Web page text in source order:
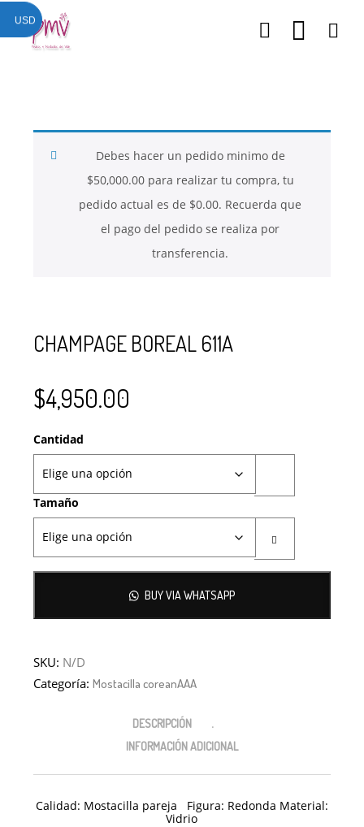
2017
QUE PIEDRAS
JOYERÍA
2017
QUE ES LA
Debes hacer un pedido minimo de
$50,000.00para realizar tu compra, tu
pedido actual es de $0.00. Recuerda que
el pago del pedido se realiza por
transferencia.
CHAMPAGE BOREAL 611A
$4,950.00
Cantidad
Tamaño
BUY VIA WHATSAPP
SKU: N/D
Categoría:Mostacilla coreanAAA
DESCRIPCIÓN
INFORMACIÓN ADICIONAL
Calidad: Mostacilla pareja Figura: Redonda Material:
Vidrio
USD